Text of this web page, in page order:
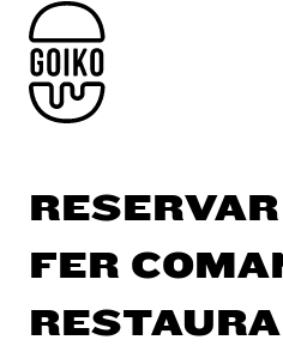
RESERVAR
FER